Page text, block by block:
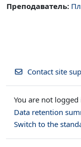
Преподаватель:
Contact site
You are not logged
Data retention
Switch to the